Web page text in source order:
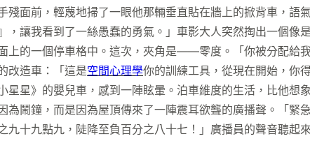
面前，輕蔑地掃了一眼他那輛垂直貼在牆上的掀背車，語
讓我看到了一絲愚蠢的勇氣。」車影大人突然掏出一個像
上的一個停車格中。這次，夾角是——零度。「你被分配給
改造車：「這是空間心理學你的訓練工具，從現在開始，你
星》的嬰兒車，感到一陣眩暈。泊車維度的生活，比他想
鬧鐘，而是因為屋頂傳來了一陣震耳欲聾的廣播聲。「緊
十九點九，陡降至負百分之八十七！」廣播員的聲音聽起